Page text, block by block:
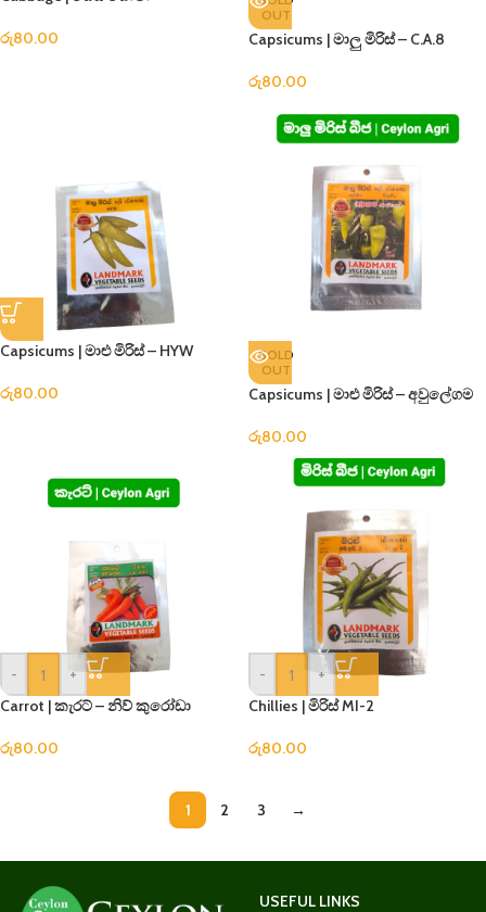
රු80.00
OUT
Capsicums | මාලු මිරිස් – C.A.8
රු80.00
Capsicums | මාළු මිරිස් – HYW
රු80.00
SOLD
OUT
Capsicums | මාළු මිරිස් – අවුලේගම
රු80.00
-
+
Carrot | කැරට් – නිව් කුරෝඩා
රු80.00
-
+
Chillies | මිරිස් MI-2
රු80.00
1 2 3 →
USEFUL LINKS